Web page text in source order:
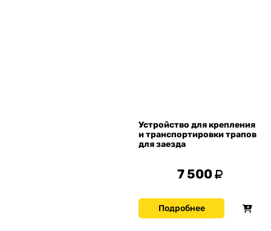
Устройство для крепления
и транспортировки трапов
для заезда
7 500
Подробнее